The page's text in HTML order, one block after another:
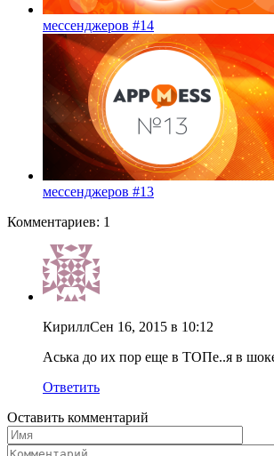
мессенджеров #14
мессенджеров #13
Комментариев: 1
КириллСен 16, 2015 в 10:12
Аська до их пор еще в ТОПе..я в
Ответить
Оставить комментарий